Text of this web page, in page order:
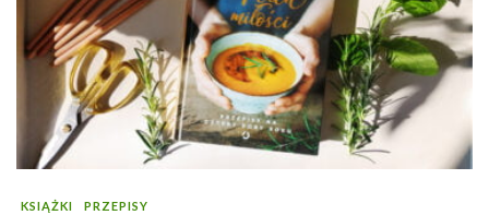
KSIĄŻKI PRZEPISY